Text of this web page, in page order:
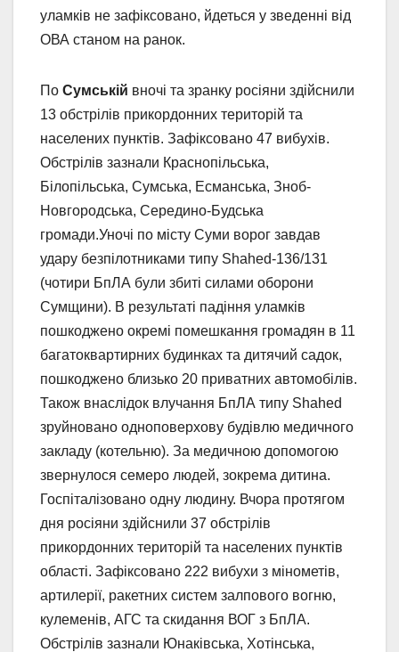
уламків не зафіксовано, йдеться у зведенні від
ОВА станом на ранок.
По Сумській вночі та зранку росіяни здійснили
13 обстрілів прикордонних територій та
населених пунктів. Зафіксовано 47 вибухів.
Обстрілів зазнали Краснопільська,
Білопільська, Сумська, Есманська, Зноб-
Новгородська, Середино-Будська
громади.Уночі по місту Суми ворог завдав
удару безпілотниками типу Shahed-136/131
(чотири БпЛА були збиті силами оборони
Сумщини). В результаті падіння уламків
пошкоджено окремі помешкання громадян в 11
багатоквартирних будинках та дитячий садок,
пошкоджено близько 20 приватних автомобілів.
Також внаслідок влучання БпЛА типу Shahed
зруйновано одноповерхову будівлю медичного
закладу (котельню). За медичною допомогою
звернулося семеро людей, зокрема дитина.
Госпіталізовано одну людину. Вчора протягом
дня росіяни здійснили 37 обстрілів
прикордонних територій та населених пунктів
області. Зафіксовано 222 вибухи з мінометів,
артилерії, ракетних систем залпового вогню,
кулеменів, АГС та скидання ВОГ з БпЛА.
Обстрілів зазнали Юнаківська, Хотінська,